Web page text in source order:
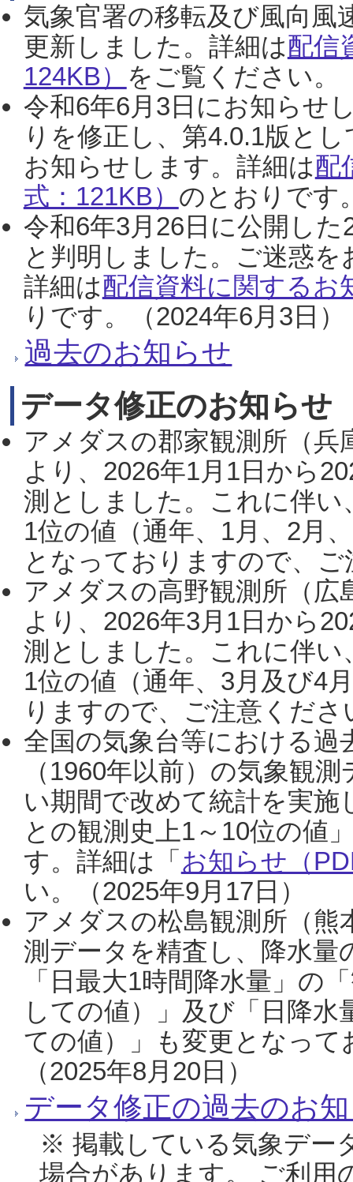
気象官署の移転及び風向風
更新しました。詳細は配信
124KB） をご覧ください。
令和6年6月3日にお知らせ
りを修正し、第4.0.1版と
お知らせします。詳細は配
式：121KB） のとおりです
令和6年3月26日に公開し
と判明しました。ご迷惑
詳細は配信資料に関するお
りです。（2024年6月3日）
過去のお知らせ
データ修正のお知らせ
アメダスの郡家観測所（
より、2026年1月1日から
測としました。これに伴い
1位の値（通年、1月、2月
となっておりますので、
アメダスの高野観測所（
より、2026年3月1日から
測としました。これに伴い
1位の値（通年、3月及び4
りますので、ご注意くだ
全国の気象台等における過
（1960年以前）の気象観
い期間で改めて統計を実
との観測史上1～10位の値
す。詳細は「 お知らせ（
い。（2025年9月17日）
アメダスの松島観測所（熊
測データを精査し、降水
「日最大1時間降水量」の
しての値）」及び「日降
ての値）」も変更となっ
（2025年8月20日）
データ修正の過去のお
※ 掲載している気象デー
場合があります。 ご利用